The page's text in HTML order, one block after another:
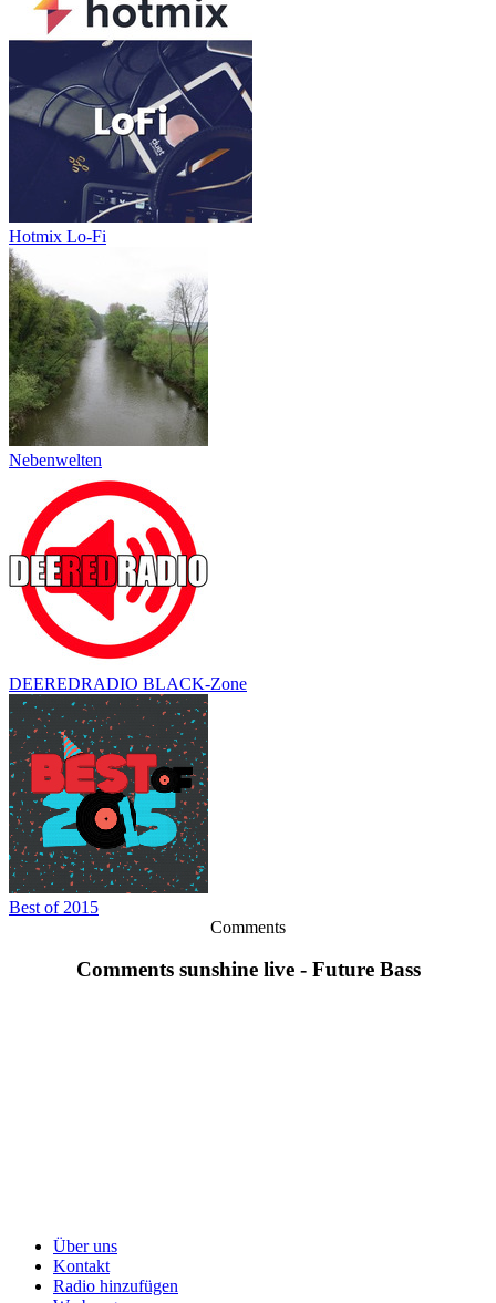
Hotmix Lo-Fi
Nebenwelten
DEEREDRADIO BLACK-Zone
Best of 2015
Comments
Comments sunshine live - Future Bass
Über uns
Kontakt
Radio hinzufügen